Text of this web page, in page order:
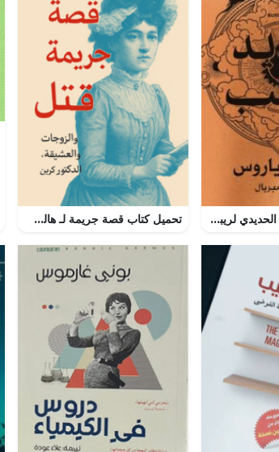
تحميل كتاب اللهب الحديدي لريبيكا ياروس بصيغة PDF مجانا تحميل كتاب قصة جريمة لـ هالي روبينهولد بصيغة PDF مجانا